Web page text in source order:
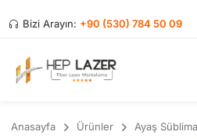
Bizi Arayın: +90 (530) 784 50 09
Anasayfa Ürünler
Ayaş